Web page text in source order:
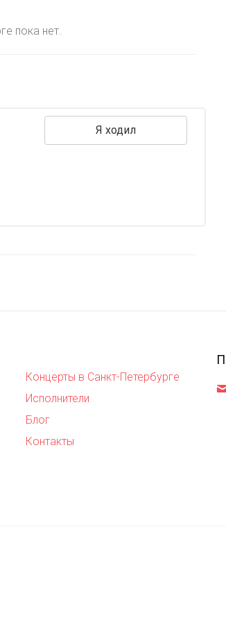
пока нет.
Я ходил
Концерты в Санкт-Петербурге
Исполнители
Блог
Контакты